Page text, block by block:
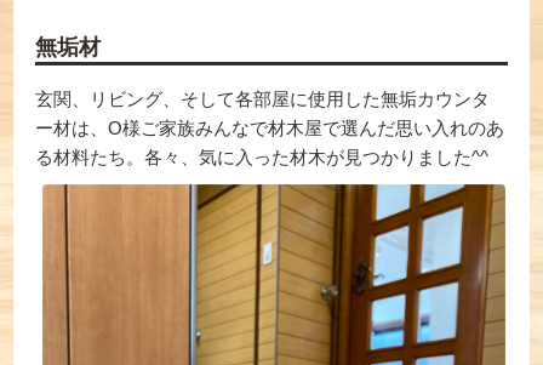
無垢材
玄関、リビング、そして各部屋に使用した無垢カウンタ
ー材は、O様ご家族みんなで材木屋で選んだ思い入れのあ
る材料たち。各々、気に入った材木が見つかりました^^